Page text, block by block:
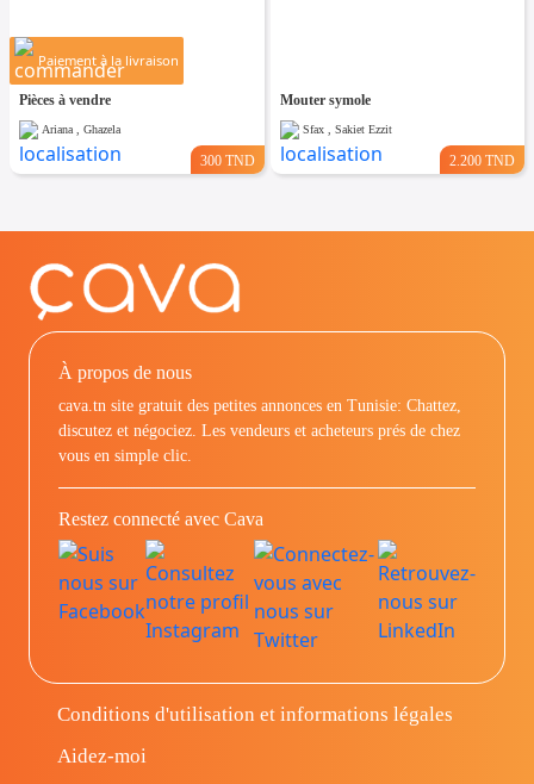
Paiement à la livraison
Pièces à vendre
Ariana , Ghazela
300 TND
Mouter symole
Sfax , Sakiet Ezzit
2.200 TND
À propos de nous
cava.tn site gratuit des petites annonces en Tunisie: Chattez,
discutez et négociez. Les vendeurs et acheteurs prés de chez
vous en simple clic.
Restez connecté avec Cava
Conditions d'utilisation et informations légales
Aidez-moi